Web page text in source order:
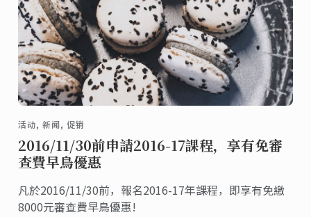
活动, 新闻, 促销
2016/11/30前申請2016-17課程，享有免審
查費早鳥優惠
凡於2016/11/30前，報名2016-17年課程，即享有免繳
8000元審查費早鳥優惠!